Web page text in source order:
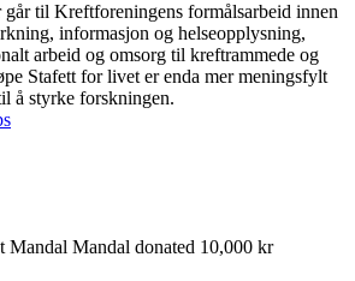
til Kreftforeningens formålsarbeid innen
informasjon og helseopplysning,
arbeid og omsorg til kreftrammede og
Stafett for livet er enda mer meningsfylt
å styrke forskningen.
Mandal Mandal donated 10,000 kr